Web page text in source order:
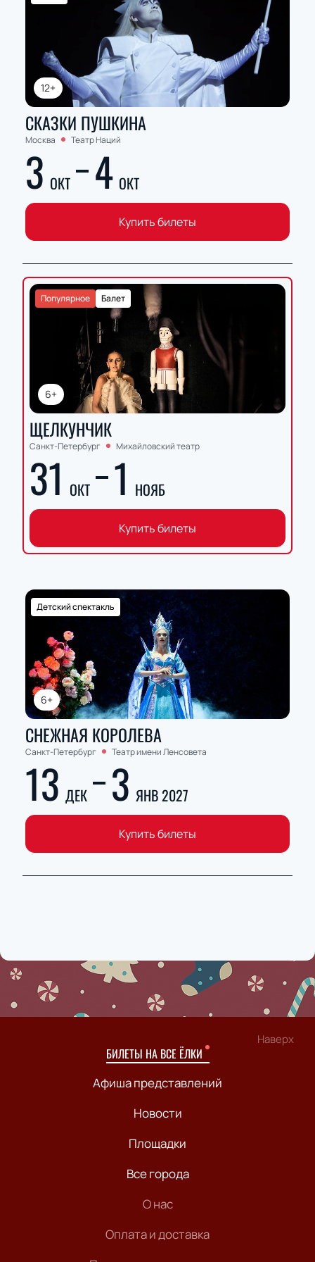
12+
СКАЗКИ ПУШКИНА
Москва Театр Наций
3 ОКТ 4 ОКТ
Купить билеты
6+
Балет
Популярное
ЩЕЛКУНЧИК
Санкт-Петербург Михайловский театр
31 ОКТ 1 НОЯБ
Купить билеты
6+
Детский спектакль
СНЕЖНАЯ КОРОЛЕВА
Санкт-Петербург Театр имени Ленсовета
13 ДЕК 3 ЯНВ 2027
Купить билеты
Наверх
БИЛЕТЫ НА ВСЕ ЁЛКИ
Афиша представлений
Новости
Площадки
Все города
О нас
Оплата и доставка